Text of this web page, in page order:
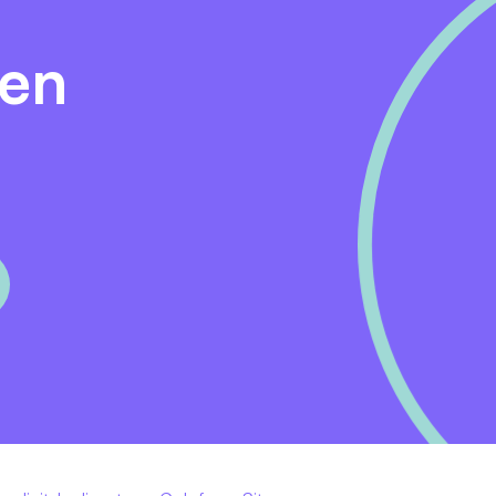
even sparren? Neem gerust contact met ons op
466800.